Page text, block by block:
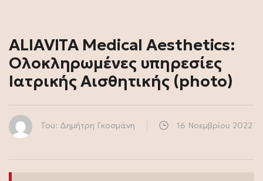
ALIAVITA Medical Aesthetics:
Ολοκληρωμένες υπηρεσίες
Ιατρικής Αισθητικής (photo)
Του: Δημήτρη Γκοσμάνη 16 Νοεμβρίου 2022